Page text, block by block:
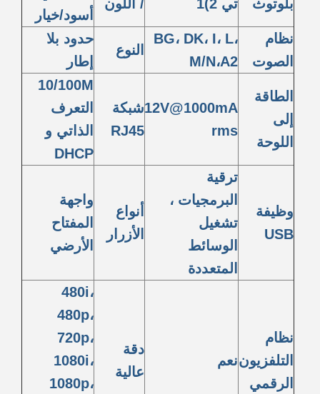
بلوتوث
تي 2)1
/ اللون
أسود/خيار
نظام
الصوت
BG، DK، I، L،
M/N،A2
النوع
حدود بلا
إطار
الطاقة
إلى
اللوحة
12V@1000mA
rms
شبكة
RJ45
10/100M
التعرف
الذاتي و
DHCP
وظيفة
USB
ترقية
البرمجيات ،
تشغيل
الوسائط
المتعددة
أنواع
الأزرار
واجهة
المفتاح
الأرضي
نظام
التلفزيون
الرقمي
نعم
دقة
عالية
480i،
480p،
720p،
1080i،
1080p،